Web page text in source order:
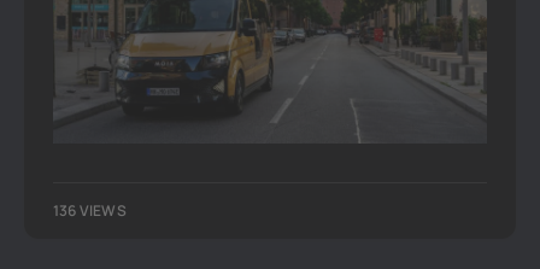
136 VIEWS